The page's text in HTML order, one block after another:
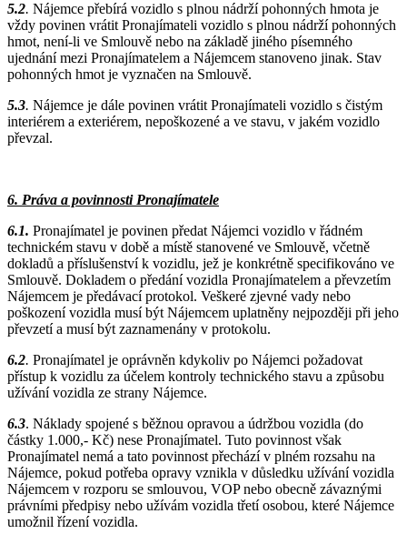
5.2. Nájemce přebírá vozidlo s plnou nádrží pohonných hmota je
vždy povinen vrátit Pronajímateli vozidlo s plnou nádrží pohonných
hmot, není-li ve Smlouvě nebo na základě jiného písemného
ujednání mezi Pronajímatelem a Nájemcem stanoveno jinak. Stav
pohonných hmot je vyznačen na Smlouvě.
5.3. Nájemce je dále povinen vrátit Pronajímateli vozidlo s čistým
interiérem a exteriérem, nepoškozené a ve stavu, v jakém vozidlo
převzal.
6. Práva a povinnosti Pronajímatele
6.1. Pronajímatel je povinen předat Nájemci vozidlo v řádném
technickém stavu v době a místě stanovené ve Smlouvě, včetně
dokladů a příslušenství k vozidlu, jež je konkrétně specifikováno ve
Smlouvě. Dokladem o předání vozidla Pronajímatelem a převzetím
Nájemcem je předávací protokol. Veškeré zjevné vady nebo
poškození vozidla musí být Nájemcem uplatněny nejpozději při jeho
převzetí a musí být zaznamenány v protokolu.
6.2. Pronajímatel je oprávněn kdykoliv po Nájemci požadovat
přístup k vozidlu za účelem kontroly technického stavu a způsobu
užívání vozidla ze strany Nájemce.
6.3. Náklady spojené s běžnou opravou a údržbou vozidla (do
částky 1.000,- Kč) nese Pronajímatel. Tuto povinnost však
Pronajímatel nemá a tato povinnost přechází v plném rozsahu na
Nájemce, pokud potřeba opravy vznikla v důsledku užívání vozidla
Nájemcem v rozporu se smlouvou, VOP nebo obecně závaznými
právními předpisy nebo užívám vozidla třetí osobou, které Nájemce
umožnil řízení vozidla.